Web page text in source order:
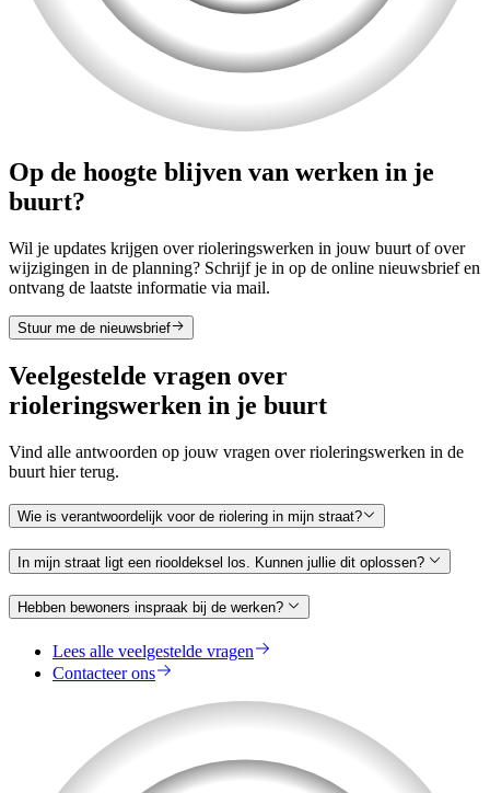
Op de hoogte blijven van werken in je
buurt?
Wil je updates krijgen over rioleringswerken in jouw buurt of over
wijzigingen in de planning? Schrijf je in op de online nieuwsbrief en
ontvang de laatste informatie via mail.
Stuur me de nieuwsbrief
Veelgestelde vragen over
rioleringswerken in je buurt
Vind alle antwoorden op jouw vragen over rioleringswerken in de
buurt hier terug.
Wie is verantwoordelijk voor de riolering in mijn straat?
In mijn straat ligt een riooldeksel los. Kunnen jullie dit oplossen?
Hebben bewoners inspraak bij de werken?
Lees alle veelgestelde vragen
Contacteer ons